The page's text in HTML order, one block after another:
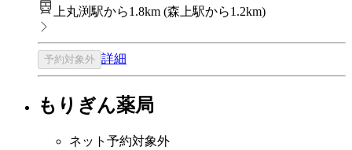
上丸渕駅から1.8km (森上駅から1.2km)
予約対象外 詳細
もりぎん薬局
ネット予約対象外